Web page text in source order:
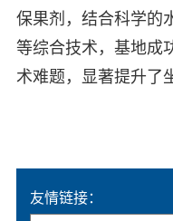
保果剂，结合科学的
等综合技术，基地成
术难题，显著提升了
友情链接：